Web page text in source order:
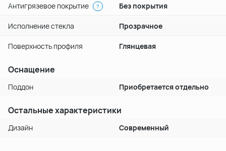
Антигрязевое покрытие ? Без покрытия
Исполнение стекла Прозрачное
Поверхность профиля Глянцевая
Оснащение
Поддон Приобретается отдельно
Остальные характеристики
Дизайн Современный